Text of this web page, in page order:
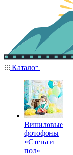
Каталог
Виниловые
фотофоны
«Стена и
пол»